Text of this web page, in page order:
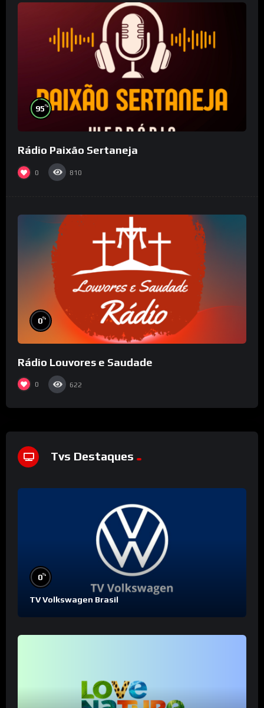
95%
Rádio Paixão Sertaneja
0 810
0%
Rádio Louvores e Saudade
0 622
Tvs Destaques
0%
TV Volkswagen Brasil